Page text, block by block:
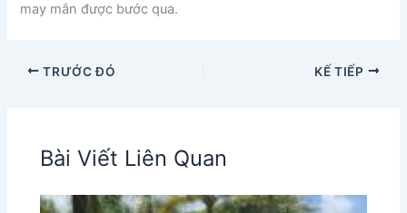
may mắn được bước qua.
TRƯỚC ĐÓ KẾ TIẾP
Bài Viết Liên Quan